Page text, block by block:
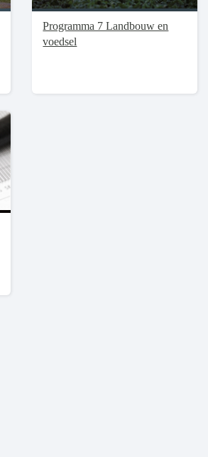
Programma 7 Landbouw en
voedsel